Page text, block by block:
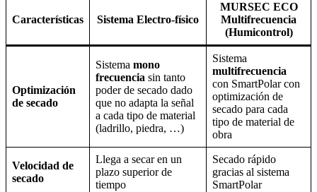
Características Sistema Electro-físico
MURSEC ECO
Multifrecuencia
(Humicontrol)
Optimización
de secado
Sistema mono
frecuencia sin tanto
poder de secado dado
que no adapta la señal
a cada tipo de material
(ladrillo, piedra, …)
Sistema
multifrecuencia
con SmartPolar con
optimización de
secado para cada
tipo de material de
obra
Velocidad de
secado
Llega a secar en un
plazo superior de
tiempo
Secado rápido
gracias al sistema
SmartPolar